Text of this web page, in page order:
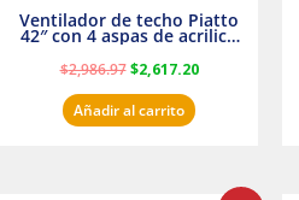
Ventilador de techo Piatto
42″ con 4 aspas de acrilico
transparente
$2,986.97 $2,617.20
Añadir al carrito